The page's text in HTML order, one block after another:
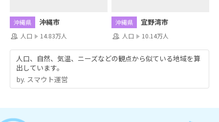
沖縄県 沖縄市
人口 14.83万人
沖縄県 宜野湾市
人口 10.14万人
人口、自然、気温、ニーズなどの観点から似ている地域を算
出しています。
by.︎ スマウト運営